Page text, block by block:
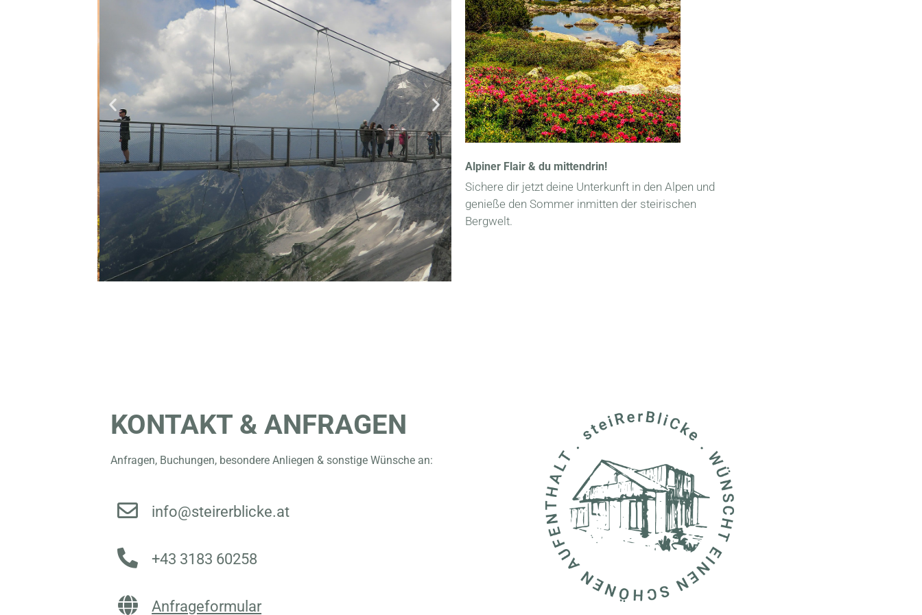
Alpiner Flair & du mittendrin!
Sichere dir jetzt deine Unterkunft in den Alpen und
genieße den Sommer inmitten der steirischen
Bergwelt.
KONTAKT & ANFRAGEN
Anfragen, Buchungen, besondere Anliegen & sonstige Wünsche an:
info@steirerblicke.at
+43 3183 60258
Anfrageformular